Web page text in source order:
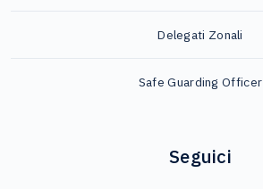
Delegati Zonali
Safe Guarding Officer
Seguici